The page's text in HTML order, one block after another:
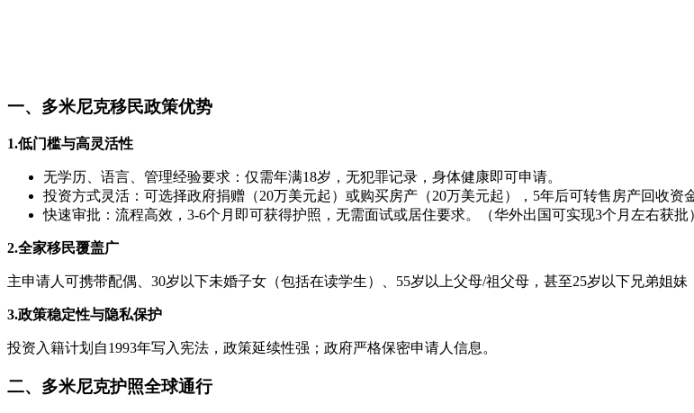
一、多米尼克移民政策优势
1.低门槛与高灵活性
无学历、语言、管理经验要求：仅需年满18岁，无犯罪记录，身体健康即可申请。
投资方式灵活：可选择政府捐赠（20万美元起）或购买房产（20万美元起），5年后可转售房产回收资金
快速审批：流程高效，3-6个月即可获得护照，无需面试或居住要求。（华外出国可实现3个月左右获批
2.全家移民覆盖广
主申请人可携带配偶、30岁以下未婚子女（包括在读学生）、55岁以上父母/祖父母，甚至25岁以下兄弟姐妹
3.政策稳定性与隐私保护
投资入籍计划自1993年写入宪法，政策延续性强；政府严格保密申请人信息。
二、多米尼克护照全球通行